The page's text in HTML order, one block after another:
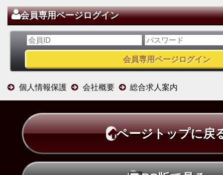
会員専用ページログイン
個人情報保護 会社概要 総合求人案内
ページトップに戻